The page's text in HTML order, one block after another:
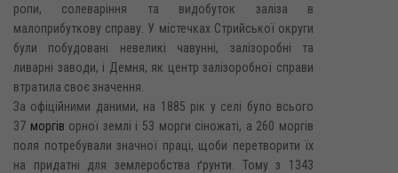
ропи, солеваріння та видобуток заліза в
малоприбуткову справу. У містечках Стрийської округи
були побудовані невеликі чавунні, залізоробні та
ливарні заводи, і Демня, як центр залізоробної справи
втратила своє значення.
За офіційними даними, на 1885 рік у селі було всього
37 моргів орної землі і 53 морги сіножаті, а 260 моргів
поля потребували значної праці, щоби перетворити їх
на придатні для землеробства ґрунти. Тому з 1343